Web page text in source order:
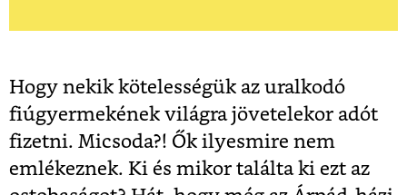
Hogy nekik kötelességük az uralkodó
fiúgyermekének világra jövetelekor adót
fizetni. Micsoda?! Ők ilyesmire nem
emlékeznek. Ki és mikor találta ki ezt az